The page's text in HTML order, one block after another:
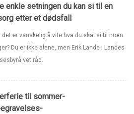
enkle setningen du kan si til en
etter et dødsfall
det er vanskelig å vite hva du skal si til noen
Du er ikke alene, men Erik Lande i Landes
vet råd.
til sommer-